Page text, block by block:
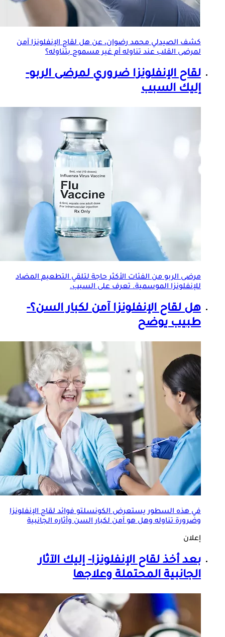
كشف الصيدلي محمد رضوان، عن هللقاح الإنفلونزاآمن
لمرضى القلب عند تناوله أم غير مسموح بتناوله؟
لقاح الإنفلونزاضروري لمرضى الربو-
إليك السبب
مرضى الربو من الفئات الأكثر حاجة لتلقي التطعيم المضاد
للإنفلونزا الموسمية. تعرف على السبب.
هللقاح الإنفلونزاآمن لكبار السن؟-
طبيب يوضح
في هذه السطور يستعرض الكونسلتو فوائدلقاح الإنفلونزا
وضرورة تناوله وهل هو آمن لكبار السن وأثاره الجانبية
إعلان
بعد أخذلقاح الإنفلونزا- إليك الآثار
الجانبية المحتملة وعلاجها